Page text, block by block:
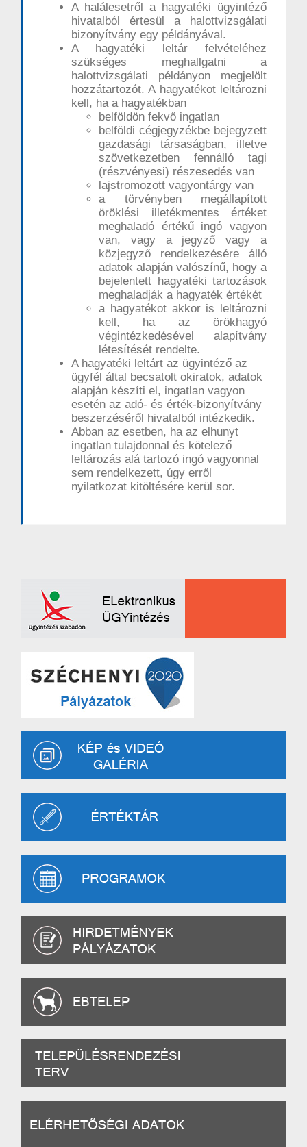
A halálesetről a hagyatéki ügyintéző
hivatalból értesül a halottvizsgálati
bizonyítvány egy példányával.
A hagyatéki leltár felvételéhez
szükséges meghallgatni a
halottvizsgálati példányon megjelölt
hozzátartozót. A hagyatékot leltározni
kell, ha a hagyatékban
belföldön fekvő ingatlan
belföldi cégjegyzékbe bejegyzett
gazdasági társaságban, illetve
szövetkezetben fennálló tagi
(részvényesi) részesedés van
lajstromozott vagyontárgy van
a törvényben megállapított
öröklési illetékmentes értéket
meghaladó értékű ingó vagyon
van, vagy a jegyző vagy a
közjegyző rendelkezésére álló
adatok alapján valószínű, hogy a
bejelentett hagyatéki tartozások
meghaladják a hagyaték értékét
a hagyatékot akkor is leltározni
kell, ha az örökhagyó
végintézkedésével alapítvány
létesítését rendelte.
A hagyatéki leltárt az ügyintéző az
ügyfél által becsatolt okiratok, adatok
alapján készíti el, ingatlan vagyon
esetén az adó- és érték-bizonyítvány
beszerzéséről hivatalból intézkedik.
Abban az esetben, ha az elhunyt
ingatlan tulajdonnal és kötelező
leltározás alá tartozó ingó vagyonnal
sem rendelkezett, úgy erről
nyilatkozat kitöltésére kerül sor.